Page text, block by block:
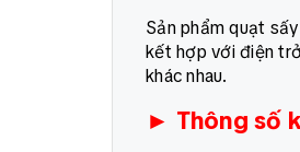
Sản phẩm quạt
kết hợp với điện
khác nhau.
► Thông số